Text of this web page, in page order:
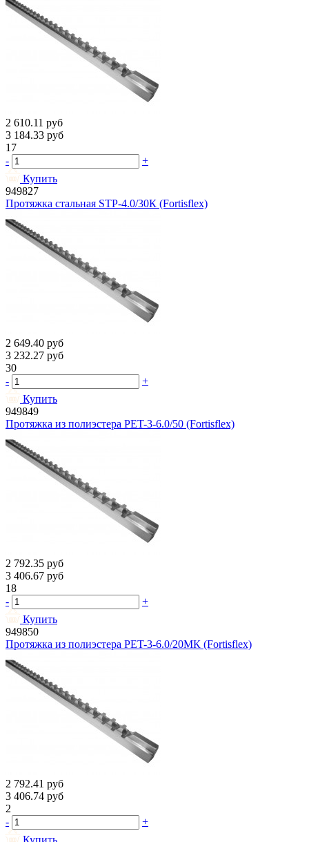
2 610.11 руб
3 184.33 руб
17
-
+
Купить
949827
Протяжка стальная STP-4.0/30К (Fortisflex)
2 649.40 руб
3 232.27 руб
30
-
+
Купить
949849
Протяжка из полиэстера PET-3-6.0/50 (Fortisflex)
2 792.35 руб
3 406.67 руб
18
-
+
Купить
949850
Протяжка из полиэстера PET-3-6.0/20МК (Fortisflex)
2 792.41 руб
3 406.74 руб
2
-
+
Купить